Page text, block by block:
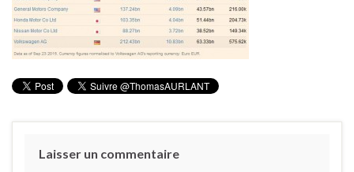
Laisser un commentaire